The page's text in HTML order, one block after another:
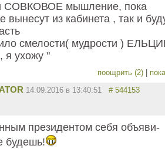
СОВКОВОЕ мышление, пока
вынесут из кабинета , так и
смелости( мудрости )
я ухожу "
поощрить (2)
14.09.2016 в 13:40:51 # 544153
президентом себя объяви-
будешь!